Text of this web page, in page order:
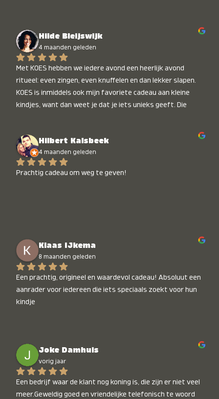
Hilde Bleijswijk
4 maanden geleden
Met KOES hebben we iedere avond een heerlijk avond
ritueel: even zingen, even knuffelen en dan lekker slapen.
KOES is inmiddels ook mijn favoriete cadeau aan kleine
kindjes, want dan weet je dat je iets unieks geeft. Die
Hilbert Kalsbeek
4 maanden geleden
Prachtig cadeau om weg te geven!
Klaas IJkema
8 maanden geleden
Een prachtig, origineel en waardevol cadeau! Absoluut een
aanrader voor iedereen die iets speciaals zoekt voor hun
kindje
Joke Damhuis
vorig jaar
Een bedrijf waar de klant nog koning is, die zijn er niet veel
meer.Geweldig goed en vriendelijke telefonisch te woord